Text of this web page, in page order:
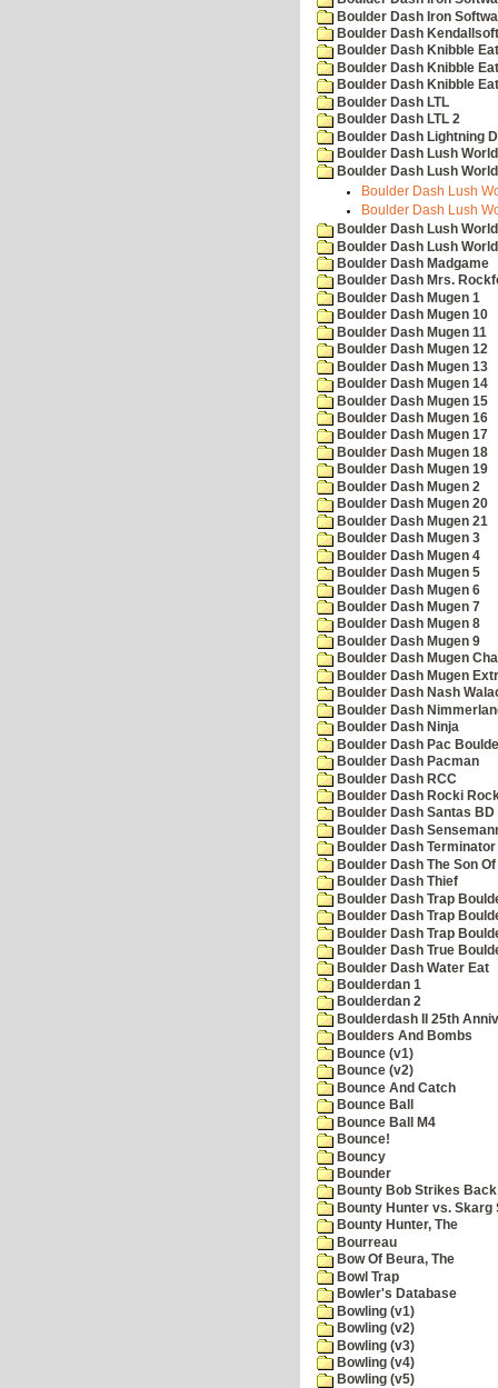
Boulder Dash Iron
Boulder Dash
Boulder Dash Knibble
Boulder Dash Knibble
Boulder Dash Knibble
Boulder Dash LTL
Boulder Dash LTL 2
Boulder Dash Lightning
Boulder Dash Lush
Boulder Dash Lush
Boulder Dash Lush
Boulder Dash Lush
Boulder Dash Lush
Boulder Dash Lush
Boulder Dash Madgame
Boulder Dash Mrs.
Boulder Dash Mugen 1
Boulder Dash Mugen 10
Boulder Dash Mugen 11
Boulder Dash Mugen 12
Boulder Dash Mugen 13
Boulder Dash Mugen 14
Boulder Dash Mugen 15
Boulder Dash Mugen 16
Boulder Dash Mugen 17
Boulder Dash Mugen 18
Boulder Dash Mugen 19
Boulder Dash Mugen 2
Boulder Dash Mugen 20
Boulder Dash Mugen 21
Boulder Dash Mugen 3
Boulder Dash Mugen 4
Boulder Dash Mugen 5
Boulder Dash Mugen 6
Boulder Dash Mugen 7
Boulder Dash Mugen 8
Boulder Dash Mugen 9
Boulder Dash Mugen
Boulder Dash Mugen
Boulder Dash Nash
Boulder Dash
Boulder Dash Ninja
Boulder Dash Pac
Boulder Dash Pacman
Boulder Dash RCC
Boulder Dash Rocki
Boulder Dash Santas
Boulder Dash
Boulder Dash
Boulder Dash The Son
Boulder Dash Thief
Boulder Dash Trap
Boulder Dash Trap
Boulder Dash Trap
Boulder Dash True
Boulder Dash Water Eat
Boulderdan 1
Boulderdan 2
Boulderdash II 25th
Boulders And Bombs
Bounce (v1)
Bounce (v2)
Bounce And Catch
Bounce Ball
Bounce Ball M4
Bounce!
Bouncy
Bounder
Bounty Bob Strikes
Bounty Hunter vs. Skarg
Bounty Hunter, The
Bourreau
Bow Of Beura, The
Bowl Trap
Bowler's Database
Bowling (v1)
Bowling (v2)
Bowling (v3)
Bowling (v4)
Bowling (v5)